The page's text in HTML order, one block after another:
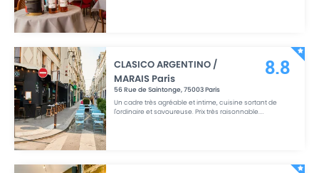
CLASICO ARGENTINO /
MARAIS Paris
56 Rue de Saintonge,75003Paris
Un cadre très agréable et intime, cuisine sortant de
l'ordinaire et savoureuse. Prix très raisonnable....
8.8